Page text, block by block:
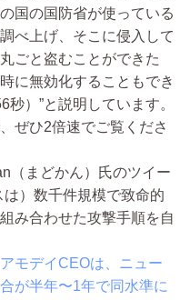
国の国防省が使っている
べ上げ、そこに侵入して
ごと盗むことができた
に無効化することもでき
）”と説明しています。
ぜひ2倍速でご覧くださ
（まどかん）氏のツイー
は）数千件規模で致命的
み合わせた攻撃手順を自
モデイCEOは、ニュー
が半年〜1年で同水準に